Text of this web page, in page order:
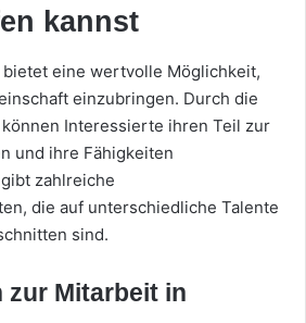
kannst
eine wertvolle Möglichkeit,
einzubringen. Durch die
Interessierte ihren Teil zur
und ihre Fähigkeiten
zahlreiche
die auf unterschiedliche Talente
sind.
zur Mitarbeit in